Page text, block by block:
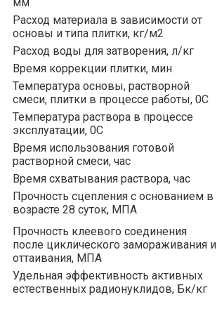
Расход материала в зависимости от
основы и типа плитки, кг/м2
Расход воды для затворения, л/кг
Время коррекции плитки, мин
Температура основы, растворной
смеси, плитки в процессе работы, 0С
Температура раствора в процессе
эксплуатации, 0С
Время использования готовой
растворной смеси, час
Время схватывания раствора, час
Прочность сцепления с основанием в
возрасте 28 суток, МПА
Прочность клеевого соединения
после циклического замораживания и
оттаивания, МПА
Удельная эффективность активных
естественных радионуклидов, Бк/кг